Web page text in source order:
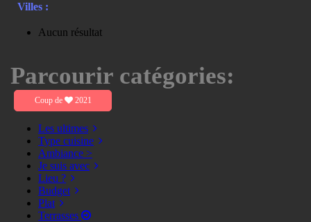
Villes :
Aucun résultat
Parcourir catégories:
Coup de 2021
Les ultimes
Type cuisine
Ambiance >
Je suis avec
Lieu ?
Budget
Plat
Terrasses